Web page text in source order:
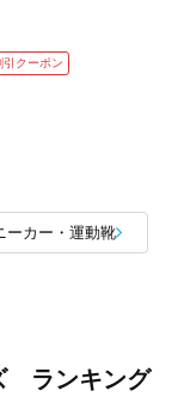
引クーポン
ーカー・運動靴
ランキング